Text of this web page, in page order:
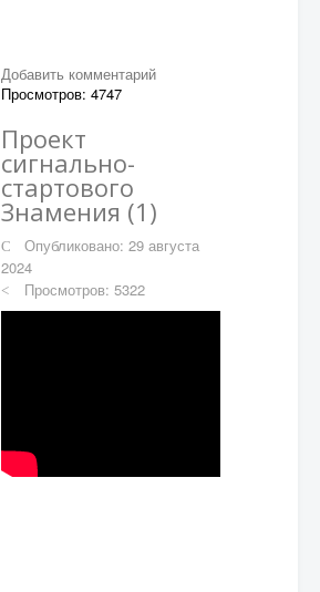
Добавить комментарий
Просмотров: 4747
Проект
сигнально-
стартового
Знамения (1)
Опубликовано: 29 августа
2024
Просмотров: 5322